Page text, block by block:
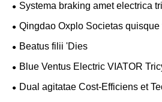
Systema braking amet electrica
Qingdao Oxplo Societas
Draco cymba tribuisti!
Beatus filii 'Dies
Blue Ventus Electric VIATOR
Dual agitatae Cost-Efficiens et